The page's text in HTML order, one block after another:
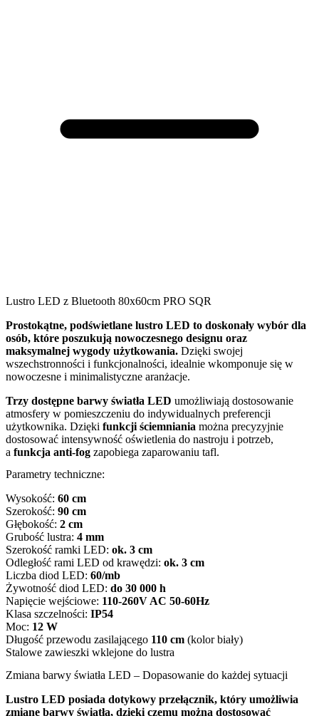
Lustro LED z Bluetooth 80x60cm PRO SQR
Prostokątne, podświetlane lustro LED to doskonały wybór dla
osób, które poszukują nowoczesnego designu oraz
maksymalnej wygody użytkowania. Dzięki swojej
wszechstronności i funkcjonalności, idealnie wkomponuje się w
nowoczesne i minimalistyczne aranżacje.
Trzy dostępne barwy światła LED umożliwiają dostosowanie
atmosfery w pomieszczeniu do indywidualnych preferencji
użytkownika. Dzięki funkcji ściemniania można precyzyjnie
dostosować intensywność oświetlenia do nastroju i potrzeb,
a funkcja anti-fog zapobiega zaparowaniu tafl.
Parametry techniczne:
Wysokość: 60 cm
Szerokość: 90 cm
Głębokość: 2 cm
Grubość lustra: 4 mm
Szerokość ramki LED: ok. 3 cm
Odległość rami LED od krawędzi: ok. 3 cm
Liczba diod LED: 60/mb
Żywotność diod LED: do 30 000 h
Napięcie wejściowe: 110-260V AC 50-60Hz
Klasa szczelności: IP54
Moc: 12 W
Długość przewodu zasilającego 110 cm (kolor biały)
Stalowe zawieszki wklejone do lustra
Zmiana barwy światła LED – Dopasowanie do każdej sytuacji
Lustro LED posiada dotykowy przełącznik, który umożliwia
zmianę barwy światła, dzięki czemu można dostosować